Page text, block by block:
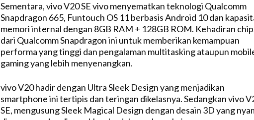
Sementara, vivo V20 SE vivo menyematkan teknologi Qualcomm
Snapdragon 665, Funtouch OS 11 berbasis Android 10 dan
memori internal dengan 8GB RAM + 128GB ROM. Kehadiran
dari Qualcomm Snapdragon ini untuk memberikan kemampuan
performa yang tinggi dan pengalaman multitasking ataupun
gaming yang lebih menyenangkan.
vivo V20 hadir dengan Ultra Sleek Design yang menjadikan
smartphone ini tertipis dan teringan dikelasnya. Sedangkan vivo
SE, mengusung Sleek Magical Design dengan desain 3D yang